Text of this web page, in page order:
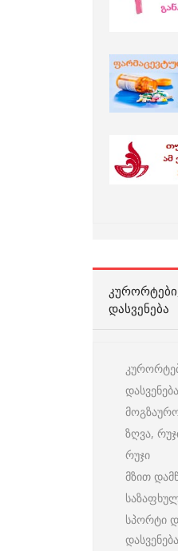
ᲓᲐᲡᲕᲔᲜᲔᲑᲐ
დასვენება
ზღვა,
რუჯი
მზით
სპორტი
დასვენება